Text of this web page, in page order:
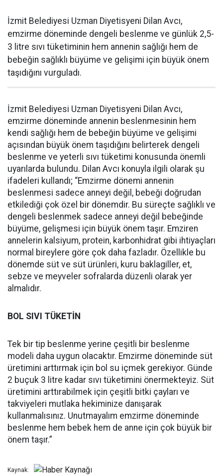
İzmit Belediyesi Uzman Diyetisyeni Dilan Avcı,
emzirme döneminde dengeli beslenme ve günlük 2,5-
3 litre sıvı tüketiminin hem annenin sağlığı hem de
bebeğin sağlıklı büyüme ve gelişimi için büyük önem
taşıdığını vurguladı.
İzmit Belediyesi Uzman Diyetisyeni Dilan Avcı,
emzirme döneminde annenin beslenmesinin hem
kendi sağlığı hem de bebeğin büyüme ve gelişimi
açısından büyük önem taşıdığını belirterek dengeli
beslenme ve yeterli sıvı tüketimi konusunda önemli
uyarılarda bulundu. Dilan Avcı konuyla ilgili olarak şu
ifadeleri kullandı; “Emzirme dönemi annenin
beslenmesi sadece anneyi değil, bebeği doğrudan
etkilediği çok özel bir dönemdir. Bu süreçte sağlıklı ve
dengeli beslenmek sadece anneyi değil bebeğinde
büyüme, gelişmesi için büyük önem taşır. Emziren
annelerin kalsiyum, protein, karbonhidrat gibi ihtiyaçları
normal bireylere göre çok daha fazladır. Özellikle bu
dönemde süt ve süt ürünleri, kuru baklagiller, et,
sebze ve meyveler sofralarda düzenli olarak yer
almalıdır.
BOL SIVI TÜKETİN
Tek bir tip beslenme yerine çeşitli bir beslenme
modeli daha uygun olacaktır. Emzirme döneminde süt
üretimini arttırmak için bol su içmek gerekiyor. Günde
2 buçuk 3 litre kadar sıvı tüketimini önermekteyiz. Süt
üretimini arttırabilmek için çeşitli bitki çayları ve
takviyeleri mutlaka hekiminize danışarak
kullanmalısınız. Unutmayalım emzirme döneminde
beslenme hem bebek hem de anne için çok büyük bir
önem taşır.”
Kaynak: